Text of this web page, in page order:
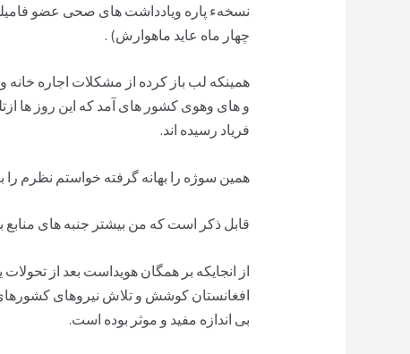
نسخهء پاره ویادداشت های صحی عضو
چهار ماه عاید ماهوارش) .
همینکه لب باز کرده از مشکلات اجاره خانه
و های وهوی کشور های آمد که این روز ها
فریاد رسیده اند.
همین سوژه را بهانه گرفته خواستم نظرم
قابل ذکر است که من بیشتر جنبه های
از انجایکه بر همگان هویداست بعد از
افغانستان کوشش و تلاش نیروهای
بی اندازه مفید و موثر بوده است.